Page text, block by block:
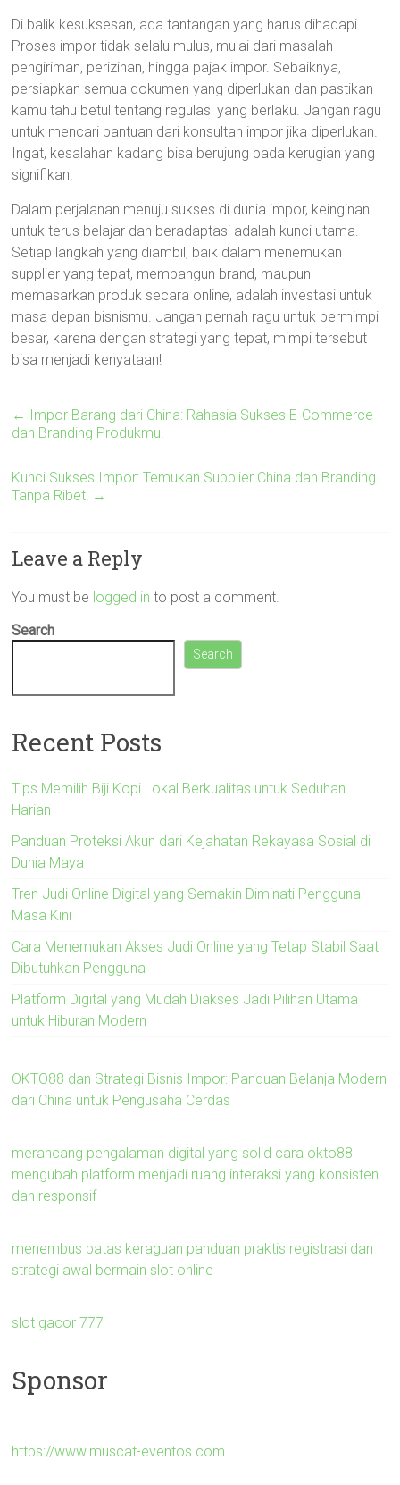
Di balik kesuksesan, ada tantangan yang harus dihadapi.
Proses impor tidak selalu mulus, mulai dari masalah
pengiriman, perizinan, hingga pajak impor. Sebaiknya,
persiapkan semua dokumen yang diperlukan dan pastikan
kamu tahu betul tentang regulasi yang berlaku. Jangan ragu
untuk mencari bantuan dari konsultan impor jika diperlukan.
Ingat, kesalahan kadang bisa berujung pada kerugian yang
signifikan.
Dalam perjalanan menuju sukses di dunia impor, keinginan
untuk terus belajar dan beradaptasi adalah kunci utama.
Setiap langkah yang diambil, baik dalam menemukan
supplier yang tepat, membangun brand, maupun
memasarkan produk secara online, adalah investasi untuk
masa depan bisnismu. Jangan pernah ragu untuk bermimpi
besar, karena dengan strategi yang tepat, mimpi tersebut
bisa menjadi kenyataan!
← Impor Barang dari China: Rahasia Sukses E-Commerce
dan Branding Produkmu!
Kunci Sukses Impor: Temukan Supplier China dan Branding
Tanpa Ribet! →
Leave a Reply
You must be logged in to post a comment.
Search
Search
Recent Posts
Tips Memilih Biji Kopi Lokal Berkualitas untuk Seduhan
Harian
Panduan Proteksi Akun dari Kejahatan Rekayasa Sosial di
Dunia Maya
Tren Judi Online Digital yang Semakin Diminati Pengguna
Masa Kini
Cara Menemukan Akses Judi Online yang Tetap Stabil Saat
Dibutuhkan Pengguna
Platform Digital yang Mudah Diakses Jadi Pilihan Utama
untuk Hiburan Modern
OKTO88 dan Strategi Bisnis Impor: Panduan Belanja Modern
dari China untuk Pengusaha Cerdas
merancang pengalaman digital yang solid cara okto88
mengubah platform menjadi ruang interaksi yang konsisten
dan responsif
menembus batas keraguan panduan praktis registrasi dan
strategi awal bermain slot online
slot gacor 777
Sponsor
https://www.muscat-eventos.com